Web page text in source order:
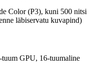
Color (P3), kuni 500 nitsi
läbiservatu kuvapind)
GPU, 16-tuumaline